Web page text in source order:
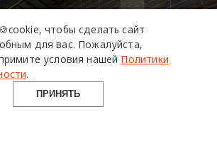
чтобы сделать сайт
для вас. Пожалуйста,
условия нашей Политики
.
ПРИНЯТЬ